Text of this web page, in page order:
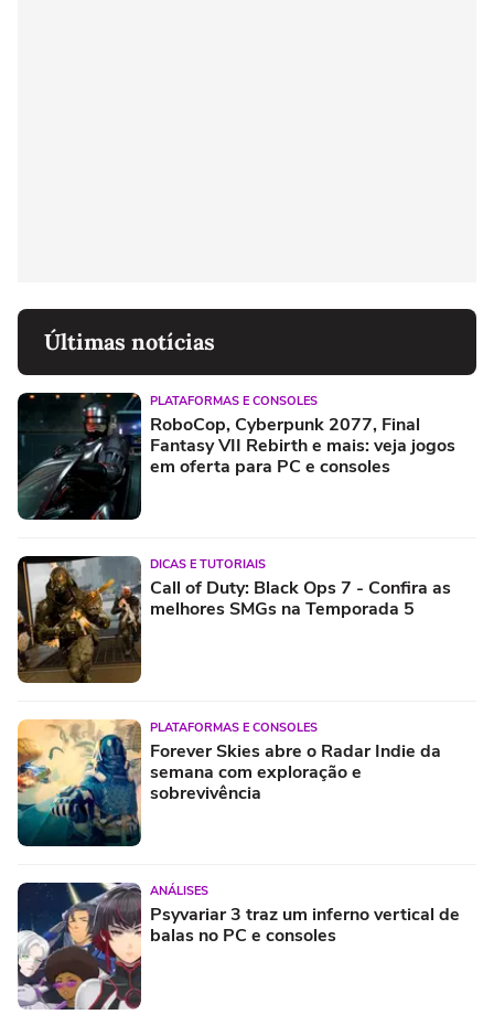
Últimas notícias
PLATAFORMAS E CONSOLES
RoboCop, Cyberpunk 2077, Final
Fantasy VII Rebirth e mais: veja jogos
em oferta para PC e consoles
DICAS E TUTORIAIS
Call of Duty: Black Ops 7 - Confira as
melhores SMGs na Temporada 5
PLATAFORMAS E CONSOLES
Forever Skies abre o Radar Indie da
semana com exploração e
sobrevivência
ANÁLISES
Psyvariar 3 traz um inferno vertical de
balas no PC e consoles